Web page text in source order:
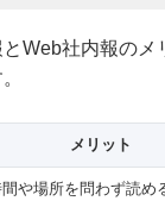
Web社内報のメ
メリット
間や場所を問わず読め